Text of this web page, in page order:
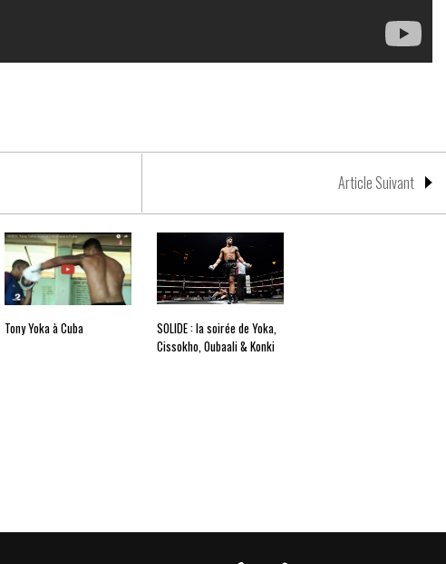
Article Suivant
Tony Yoka à Cuba
SOLIDE : la soirée de Yoka,
Cissokho, Oubaali & Konki